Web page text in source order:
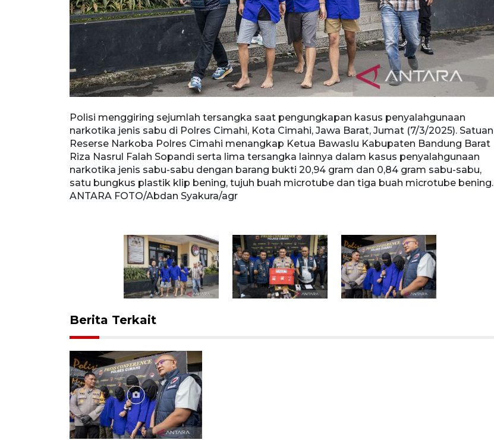
Polisi menggiring sejumlah tersangka saat pengungkapan kasus penyalahgunaan
narkotika jenis sabu di Polres Cimahi, Kota Cimahi, Jawa Barat, Jumat (7/3/2025). Satuan
Reserse Narkoba Polres Cimahi menangkap Ketua Bawaslu Kabupaten Bandung Barat
Riza Nasrul Falah Sopandi serta lima tersangka lainnya dalam kasus penyalahgunaan
narkotika jenis sabu-sabu dengan barang bukti 20,94 gram dan 0,84 gram sabu-sabu,
satu bungkus plastik klip bening, tujuh buah microtube dan tiga buah microtube bening.
ANTARA FOTO/Abdan Syakura/agr
Berita Terkait